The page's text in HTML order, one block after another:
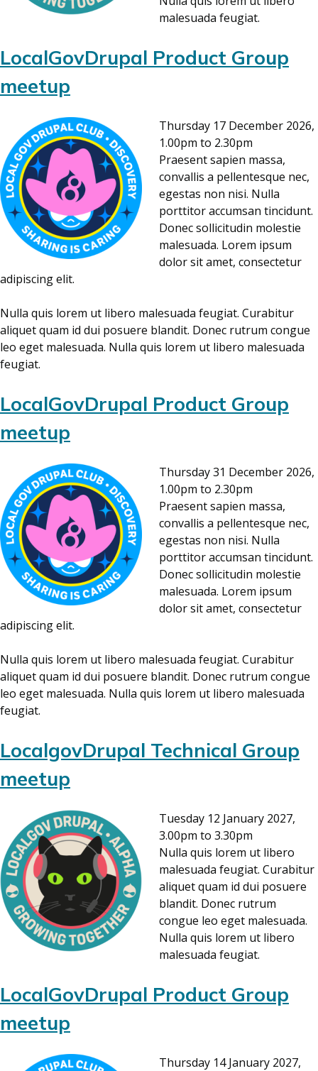
malesuada feugiat.
LocalGovDrupal Product Group
meetup
Thursday 17 December 2026,
1.00pm to 2.30pm
Praesent sapien massa,
convallis a pellentesque nec,
egestas non nisi. Nulla
porttitor accumsan tincidunt.
Donec sollicitudin molestie
malesuada. Lorem ipsum
dolor sit amet, consectetur
adipiscing elit.
Nulla quis lorem ut libero malesuada feugiat. Curabitur
aliquet quam id dui posuere blandit. Donec rutrum congue
leo eget malesuada. Nulla quis lorem ut libero malesuada
feugiat.
LocalGovDrupal Product Group
meetup
Thursday 31 December 2026,
1.00pm to 2.30pm
Praesent sapien massa,
convallis a pellentesque nec,
egestas non nisi. Nulla
porttitor accumsan tincidunt.
Donec sollicitudin molestie
malesuada. Lorem ipsum
dolor sit amet, consectetur
adipiscing elit.
Nulla quis lorem ut libero malesuada feugiat. Curabitur
aliquet quam id dui posuere blandit. Donec rutrum congue
leo eget malesuada. Nulla quis lorem ut libero malesuada
feugiat.
LocalgovDrupal Technical Group
meetup
Tuesday 12 January 2027,
3.00pm to 3.30pm
Nulla quis lorem ut libero
malesuada feugiat. Curabitur
aliquet quam id dui posuere
blandit. Donec rutrum
congue leo eget malesuada.
Nulla quis lorem ut libero
malesuada feugiat.
LocalGovDrupal Product Group
meetup
Thursday 14 January 2027,